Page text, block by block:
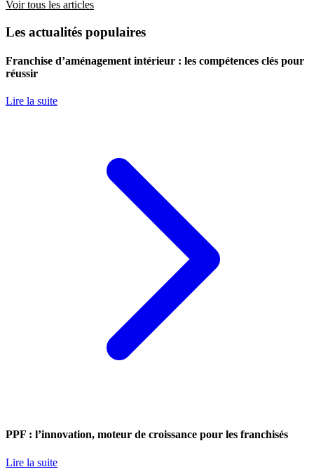
Voir tous les articles
Les actualités populaires
Franchise d’aménagement intérieur : les compétences clés pour
réussir
Lire la suite
PPF : l’innovation, moteur de croissance pour les franchisés
Lire la suite